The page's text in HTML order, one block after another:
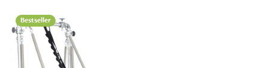
0,0
z
5
hviezdičiek.
Bestseller